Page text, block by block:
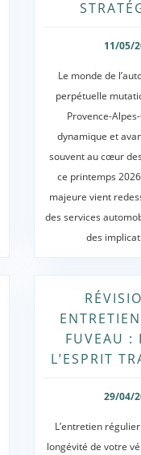
11/05/
Le monde de
perpétuelle
Provence-
dynamique et
souvent au cœur
ce printemps
majeure vient
des services
des
FUVEAU :
L’ESPRIT
29/04/
L’entretien
longévité de votre